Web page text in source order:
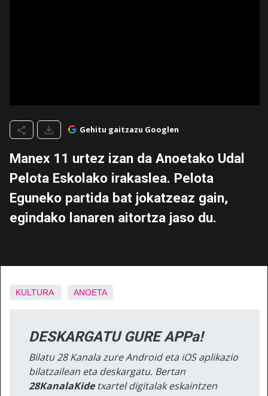
Gehitu gaitzazu Googlen
Manex 11 urtez izan da Anoetako Udal
Pelota Eskolako irakaslea. Pelota
Eguneko partida bat jokatzeaz gain,
egindako lanaren aitortza jaso du.
KULTURA ANOETA
DESKARGATU GURE APPa!
Bilatu 28 Kanala zure Android eta iOS aplikazio
bilatzailean eta deskargatu. Bertan
28KanalaKidetxartel digitalak eskaintzen